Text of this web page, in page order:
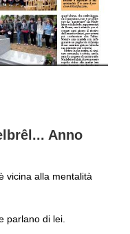
Anno
vicina alla mentalità
parlano di lei.